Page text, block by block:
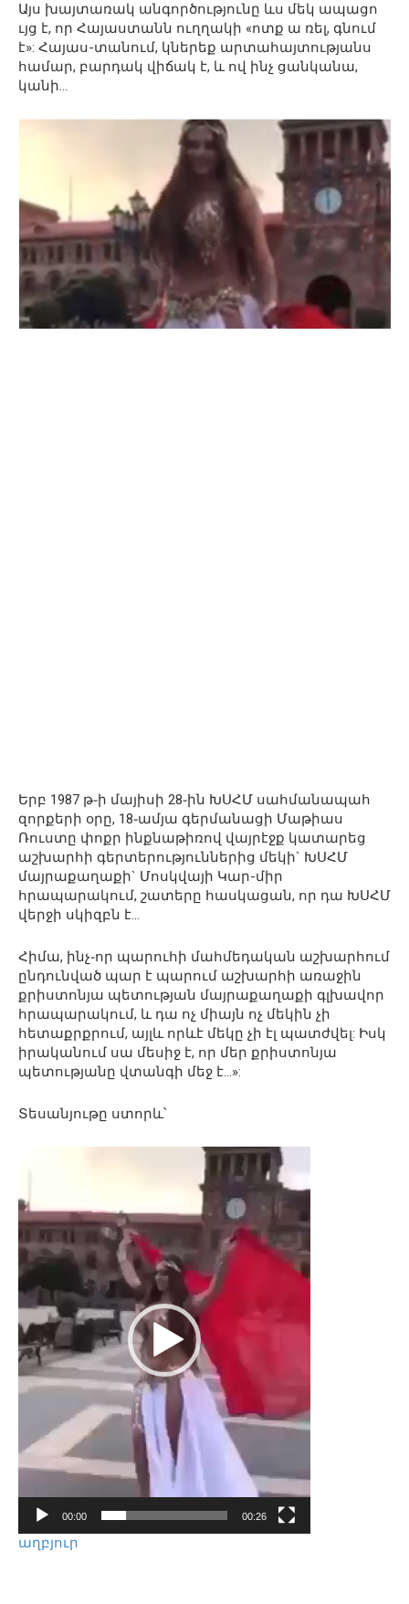
Այս խայտառակ անգործությունը ևս մեկ ապացո
ւյց է, որ Հայաստանն ուղղակի «ոտք ա ռել, գնում
է»: Հայաս-տանում, կներեք արտահայտությանս
համար, բարդակ վիճակ է, և ով ինչ ցանկանա,
կանի…
Երբ 1987 թ֊ի մայիսի 28֊ին ԽՍՀՄ սահմանապահ
զորքերի օրը, 18֊ամյա գերմանացի Մաթիաս
Ռուստը փոքր ինքնաթիռով վայրէջք կատարեց
աշխարհի գերտերություններից մեկի` ԽՍՀՄ
մայրաքաղաքի` Մոսկվայի Կար-միր
հրապարակում, շատերը հասկացան, որ դա ԽՍՀՄ
վերջի սկիզբն է…
Հիմա, ինչ֊որ պարուհի մահմեդական աշխարհում
ընդունված պար է պարում աշխարհի առաջին
քրիստոնյա պետության մայրաքաղաքի գլխավոր
հրապարակում, և դա ոչ միայն ոչ մեկին չի
հետաքրքրում, այլև որևէ մեկը չի էլ պատժվել: Իսկ
իրականում սա մեսիջ է, որ մեր քրիստոնյա
պետությանը վտանգի մեջ է…»:
Տեսանյութը ստորև՝
00:00 00:26
աղբյուր